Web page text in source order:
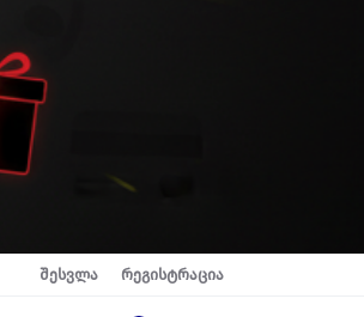
შესვლა რეგისტრაცია